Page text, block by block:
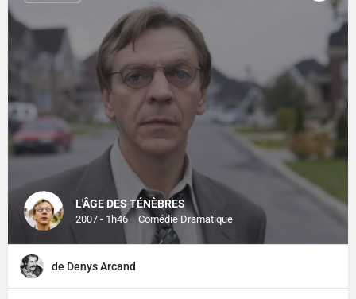
L'ÂGE DES TÉNÈBRES
2007 - 1h46 Comédie Dramatique
de Denys Arcand